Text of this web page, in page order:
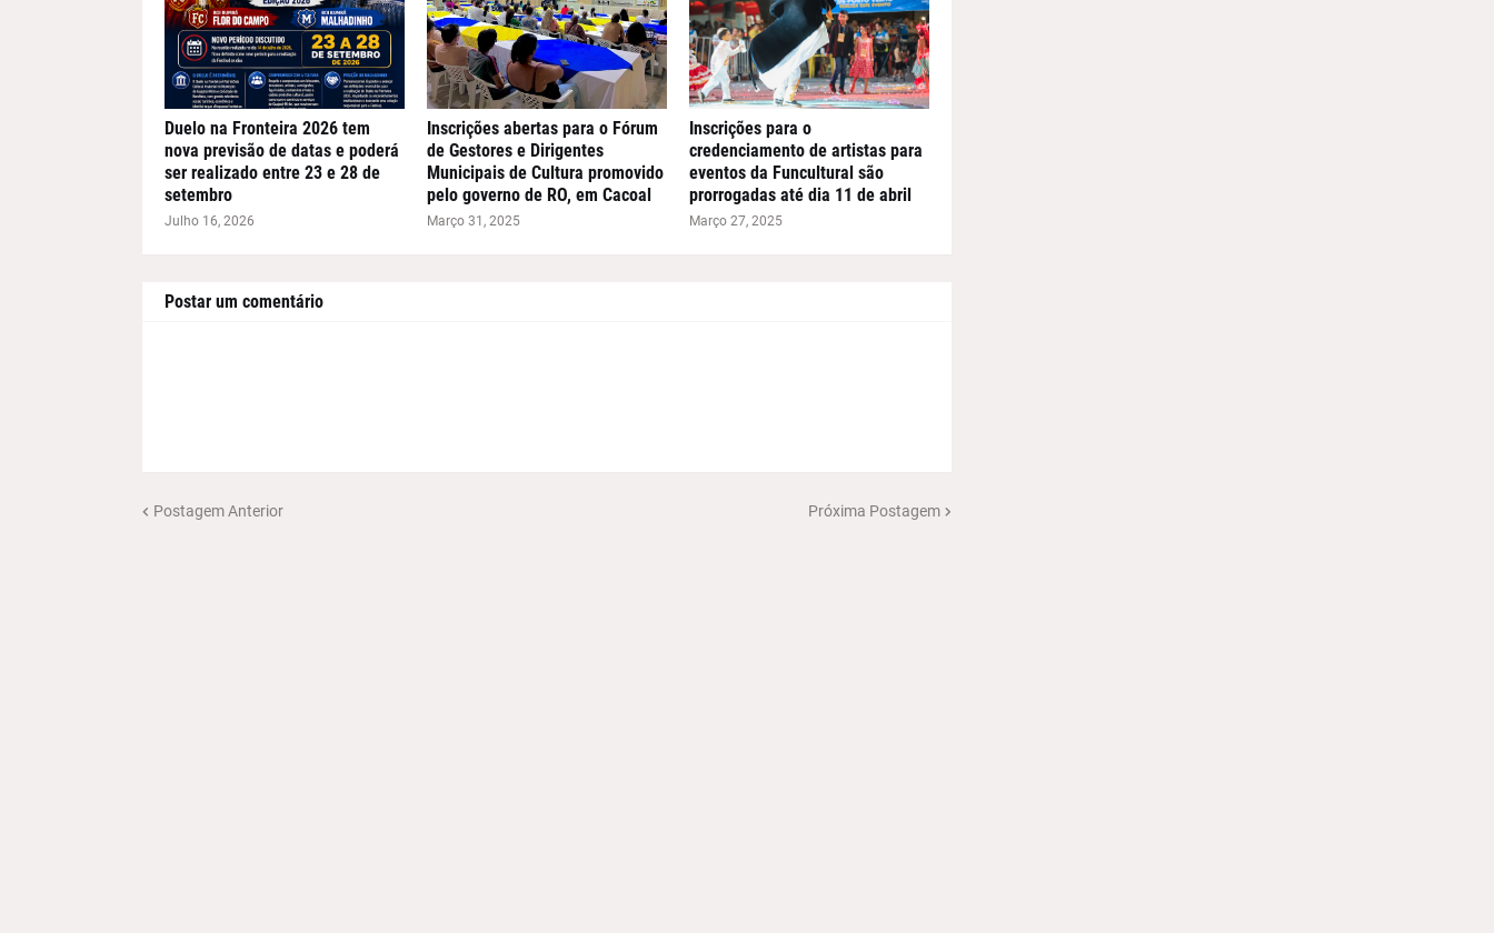
Duelo na Fronteira 2026 tem
nova previsão de datas e poderá
ser realizado entre 23 e 28 de
setembro
Julho 16, 2026
Inscrições abertas para o Fórum
de Gestores e Dirigentes
Municipais de Cultura promovido
pelo governo de RO, em Cacoal
Março 31, 2025
Inscrições para o
credenciamento de artistas para
eventos da Funcultural são
prorrogadas até dia 11 de abril
Março 27, 2025
Postar um comentário
Postagem Anterior Próxima Postagem